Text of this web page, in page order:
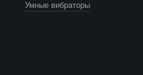
Умные вибраторы